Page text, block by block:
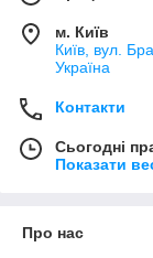
м. Київ
Київ, вул.
Україна
Контакти
Сьогодні
Показати
Про нас